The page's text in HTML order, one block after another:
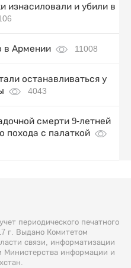
изнасиловали и убили в
в Армении 11008
останавливаться у
4043
смерти 9-летней
похода с палаткой
периодического печатного
г. Выдано Комитетом
связи, информатизации
Министерства информации и